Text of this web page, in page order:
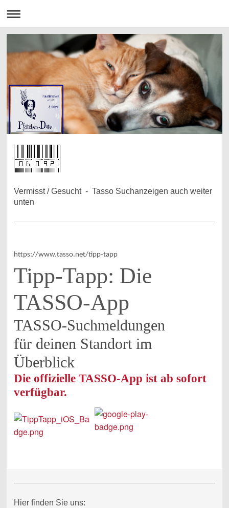
Vermisst / Gesucht - Tasso Suchanzeigen auch weiter
unten
https://www.tasso.net/tipp-tapp
Tipp-Tapp: Die
TASSO-App
TASSO-Suchmeldungen
für deinen Standort im
Überblick
Die offizielle TASSO-App ist ab sofort
verfügbar.
Hier finden Sie uns: